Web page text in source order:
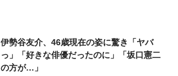
伊勢谷友介、46歳現在の姿に驚き「ヤバ
っ」「好きな俳優だったのに」「坂口憲二
の方が…」